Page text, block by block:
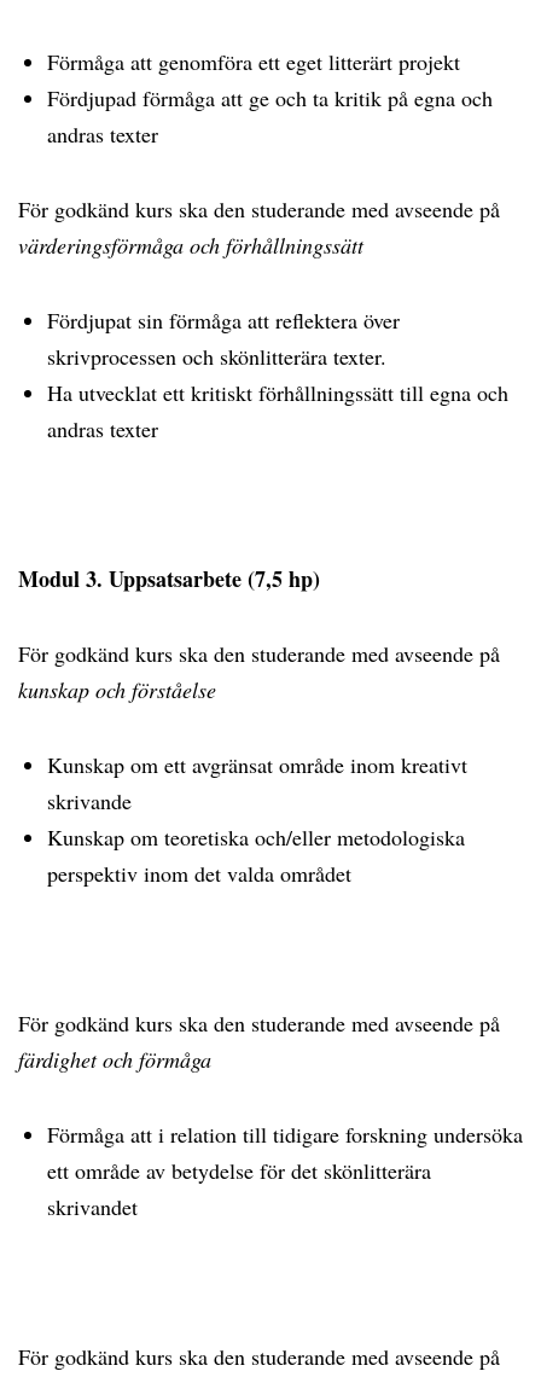
Förmåga att genomföra ett eget litterärt projekt
Fördjupad förmåga att ge och ta kritik på egna och
andras texter
För godkänd kurs ska den studerande med avseende på
värderingsförmåga och förhållningssätt
Fördjupat sin förmåga att reflektera över
skrivprocessen och skönlitterära texter.
Ha utvecklat ett kritiskt förhållningssätt till egna och
andras texter
Modul 3. Uppsatsarbete (7,5 hp)
För godkänd kurs ska den studerande med avseende på
kunskap och förståelse
Kunskap om ett avgränsat område inom kreativt
skrivande
Kunskap om teoretiska och/eller metodologiska
perspektiv inom det valda området
För godkänd kurs ska den studerande med avseende på
färdighet och förmåga
Förmåga att i relation till tidigare forskning undersöka
ett område av betydelse för det skönlitterära
skrivandet
För godkänd kurs ska den studerande med avseende på